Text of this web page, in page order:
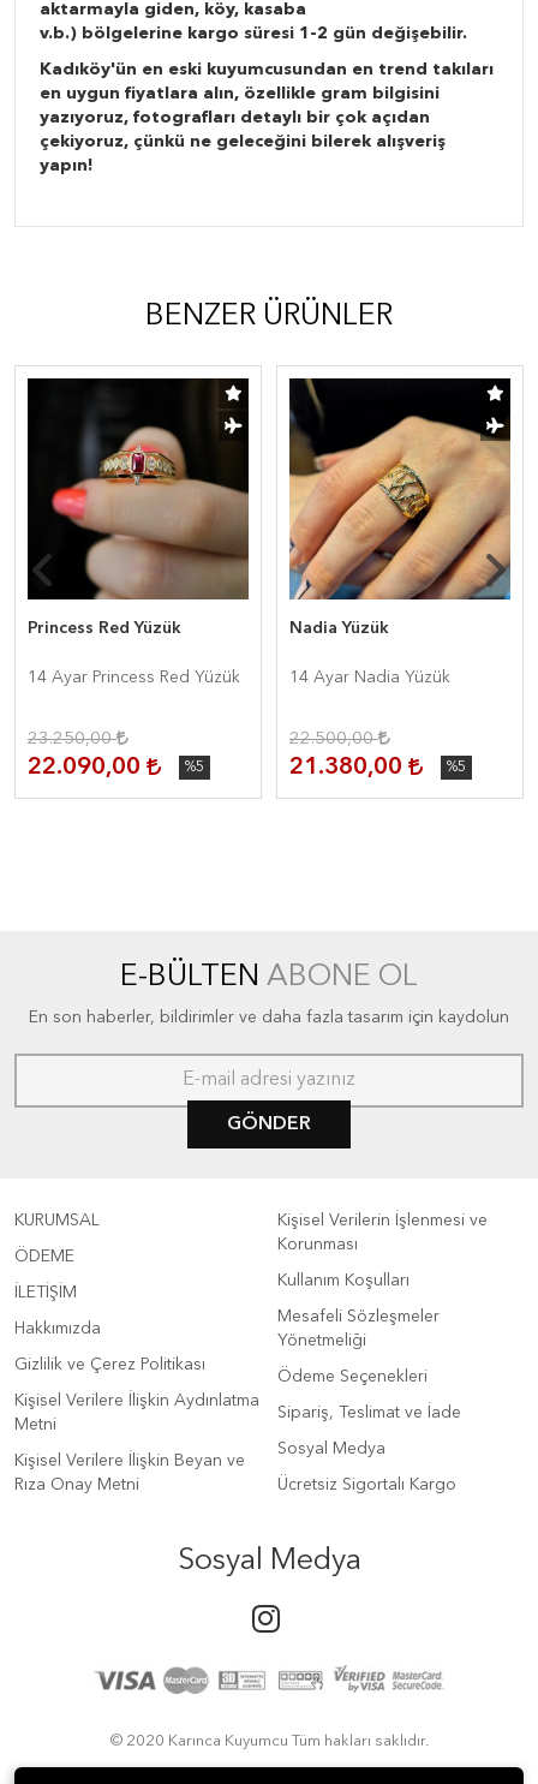
aktarmayla giden, köy, kasaba
v.b.) bölgelerine kargo süresi 1-2 gün değişebilir.
Kadıköy'ün en eski kuyumcusundan en trend takıları
en uygun fiyatlara alın, özellikle gram bilgisini
yazıyoruz, fotografları detaylı bir çok açıdan
çekiyoruz, çünkü ne geleceğini bilerek alışveriş
yapın!
BENZER ÜRÜNLER
Princess Red Yüzük
14 Ayar Princess Red Yüzük
23.250,00
22.090,00 %5
Nadia Yüzük
14 Ayar Nadia Yüzük
22.500,00
21.380,00 %5
E-BÜLTEN ABONE OL
En son haberler, bildirimler ve daha fazla tasarım için kaydolun
GÖNDER
KURUMSAL
ÖDEME
İLETİŞİM
Hakkımızda
Gizlilik ve Çerez Politikası
Kişisel Verilere İlişkin Aydınlatma
Metni
Kişisel Verilere İlişkin Beyan ve
Rıza Onay Metni
Kişisel Verilerin İşlenmesi ve
Korunması
Kullanım Koşulları
Mesafeli Sözleşmeler
Yönetmeliği
Ödeme Seçenekleri
Sipariş, Teslimat ve İade
Sosyal Medya
Ücretsiz Sigortalı Kargo
Sosyal Medya
© 2020 Karınca Kuyumcu Tüm hakları saklıdır.